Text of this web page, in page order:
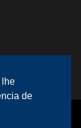
lhe
de